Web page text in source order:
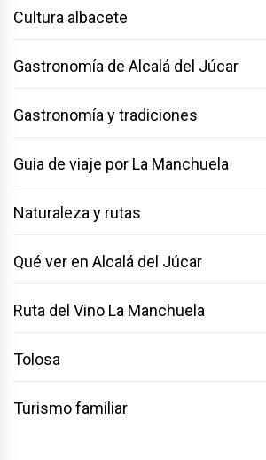
Cultura albacete
Gastronomía de Alcalá del Júcar
Gastronomía y tradiciones
Guia de viaje por La Manchuela
Naturaleza y rutas
Qué ver en Alcalá del Júcar
Ruta del Vino La Manchuela
Tolosa
Turismo familiar